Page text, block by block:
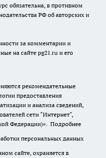
обязательна, в противном
РФ об авторских и
за комментарии и
на сайте pg21.ru и его
рекомендательные
предоставления
и анализа сведений,
сети "Интернет",
Федерации)». Подробнее
персональных данных
сайте, охраняется в